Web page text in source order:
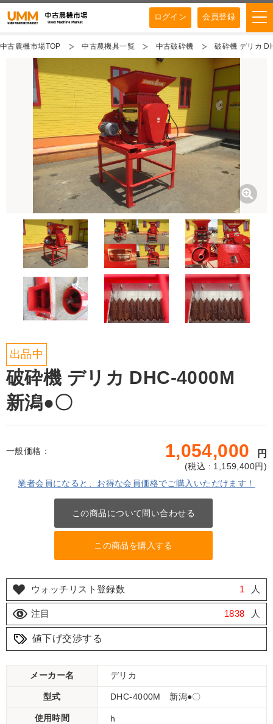
ログイン 会員登録
中古農機市場TOP 中古農機具一覧 中古破砕機 破砕機 デリカ
出品中
破砕機 デリカ DHC-4000M
新潟●〇
一般価格： 1,054,000 円
(税込 : 1,159,400円)
業者会員になると、お得な会員価格でご購入いただけます！
この商品について問い合わせる
この商品を購入する
ウォッチリスト登録数 1 人
注目 1838 人
値下げ交渉する
メーカー名 デリカ
型式 DHC-4000M 新潟●〇
使用時間 h